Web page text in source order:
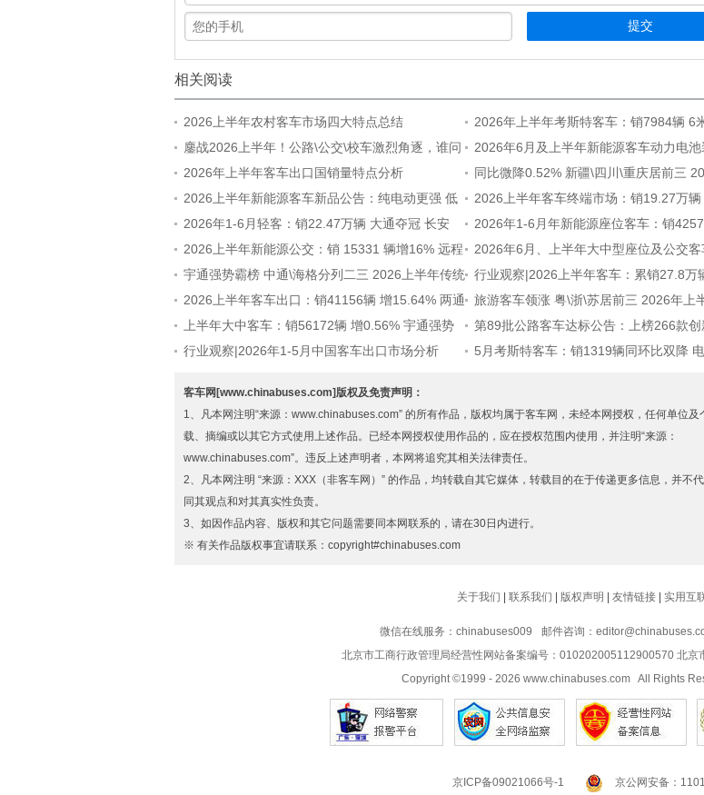
相关阅读
2026上半年农村客车市场四大特点总结
2026年上半年考斯特客车：销7984辆 6
跑 电动化提速
鏖战2026上半年！公路\公交\校车激烈角逐，谁问
鼎赛道赢家?
2026年6月及上半年新能源客车动力电
点分析
2026年上半年客车出口国销量特点分析
同比微降0.52% 新疆\四川\重庆居前三
半年燃气客车特点总结分析
2026上半年新能源客车新品公告：纯电动更强 低
地板\低入口风头最劲
2026上半年客车终端市场：销19.27万
大客唯一增长 轻客电动化率最高
2026年1-6月轻客：销22.47万辆 大通夺冠 长安
\江铃争第二 金龙领涨
2026年1-6月年新能源座位客车：销
强势霸榜 中通\安凯分列二三
2026上半年新能源公交：销 15331 辆增16% 远程
\宇通\比亚迪“三雄”争霸
2026年6月、上半年大中型座位及公交
行出炉
宇通强势霸榜 中通\海格分列二三 2026上半年传统
动力大中型客车销量出炉
行业观察|2026上半年客车：累销27.8万
大中轻“全线飘红”
2026上半年客车出口：销41156辆 增15.64% 两通
三龙包揽前五
旅游客车领涨 粤\浙\苏居前三 2026年上
客车市场特点小结
上半年大中客车：销56172辆 增0.56% 宇通强势
夺冠 中通\海格分列二三
第89批公路客车达标公告：上榜266款
动领涨领跑 发力最猛
行业观察|2026年1-5月中国客车出口市场分析
5月考斯特客车：销1319辆同环比双降
客车网[www.chinabuses.com]版权及免责声明：
1、凡本网注明“来源：www.chinabuses.com” 的所有作品，版权均属于客车网，未经本网授权，任何单位及
载、摘编或以其它方式使用上述作品。已经本网授权使用作品的，应在授权范围内使用，并注明“来源：
www.chinabuses.com”。违反上述声明者，本网将追究其相关法律责任。
2、凡本网注明 “来源：XXX（非客车网）” 的作品，均转载自其它媒体，转载目的在于传递更多信息，并不
同其观点和对其真实性负责。
3、如因作品内容、版权和其它问题需要同本网联系的，请在30日内进行。
※ 有关作品版权事宜请联系：copyright#chinabuses.com
关于我们 联系我们 版权声明 友情链接| 实用互
微信在线服务：chinabuses009 邮件咨询：
北京市工商行政管理局经营性网站备案编号：010202005112900570 北
Copyright ©1999 - 2026 www.chinabuses.com All Rights
京ICP备09021066号-1 京公网安备：